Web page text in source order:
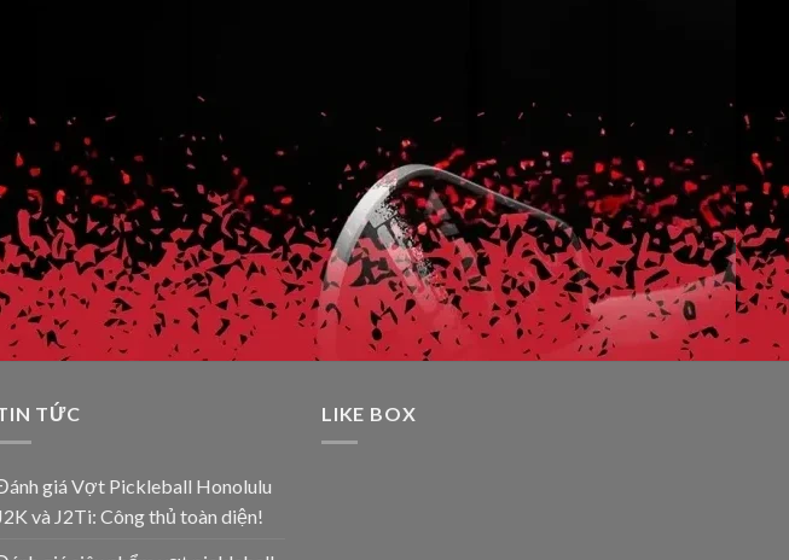
TỨC
giá Vợt Pickleball Honolulu
và J2Ti: Công thủ toàn diện!
LIKE BOX